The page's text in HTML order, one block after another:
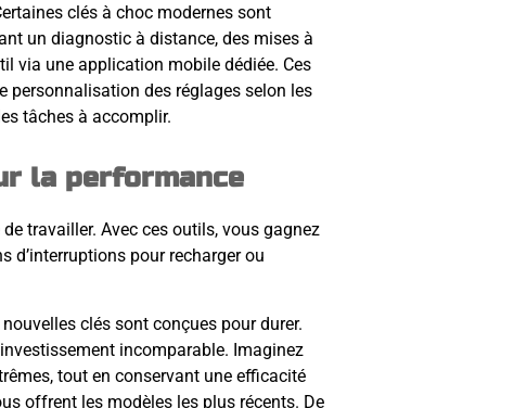
clés à choc modernes sont
un diagnostic à distance, des mises à
via une application mobile dédiée. Ces
personnalisation des réglages selon les
tâches à accomplir.
la performance
travailler. Avec ces outils, vous gagnez
d’interruptions pour recharger ou
clés sont conçues pour durer.
incomparable. Imaginez
tout en conservant une efficacité
offrent les modèles les plus récents. De